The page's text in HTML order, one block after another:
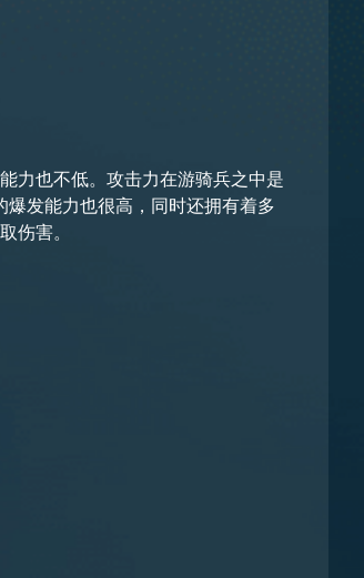
力也不低。攻击力在游骑兵之中是
发能力也很高，同时还拥有着多
伤害。